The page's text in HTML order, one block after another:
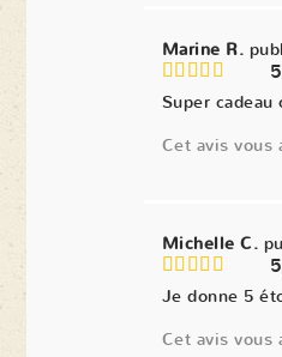
Marine R.
Super
Cet avis vous
Michelle C.
Je donne 5
Cet avis vous